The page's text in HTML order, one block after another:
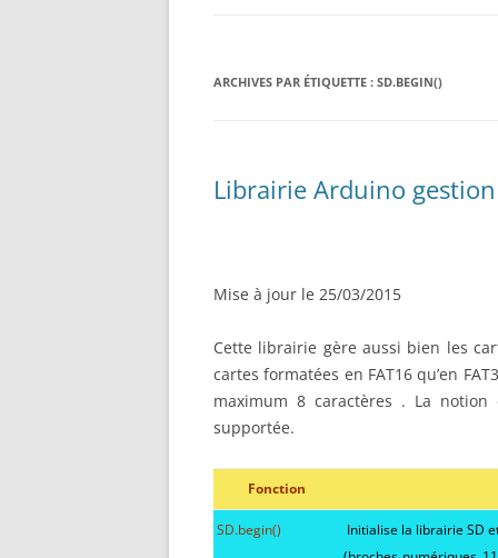
RÉALISATION DIVERSES
BASE MOBILE HCR DFROBOT
T050000
ESP32 :
ARCHIVES PAR ÉTIQUETTE : SD.BEGIN()
Librairie Arduino gestion
Mise à jour le 25/03/2015
Cette librairie gère aussi bien les
cartes formatées en FAT16 qu’en
maximum 8 caractères . La
supportée.
Fonction
SD.begin()
Initialise la librairie SD